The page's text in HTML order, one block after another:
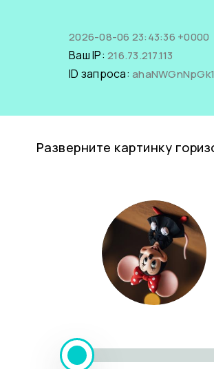
2026-08-06 23:43:36 +0000
Ваш IP: 216.73.217.113
ID запроса: ahaNWGnNpGk1
Разверните картинку